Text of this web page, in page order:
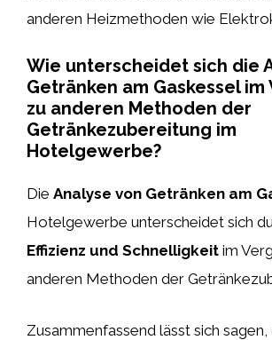
anderen Heizmethoden wie
Wie unterscheidet sich die
Getränken am Gaskessel
zu anderen Methoden der
Getränkezubereitung im
Hotelgewerbe?
Die Analyse von Getränken am
Hotelgewerbe unterscheidet sich
Effizienz und Schnelligkeit im
anderen Methoden der
Zusammenfassend lässt sich sagen,